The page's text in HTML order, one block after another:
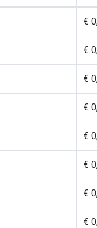
€
€
€
€
€
€
€
€